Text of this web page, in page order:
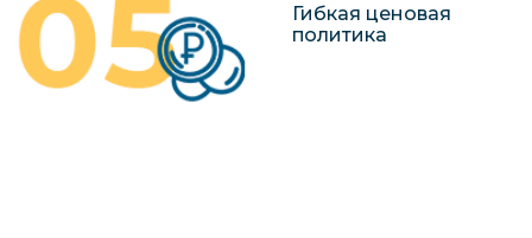
Гибкая ценовая
политика